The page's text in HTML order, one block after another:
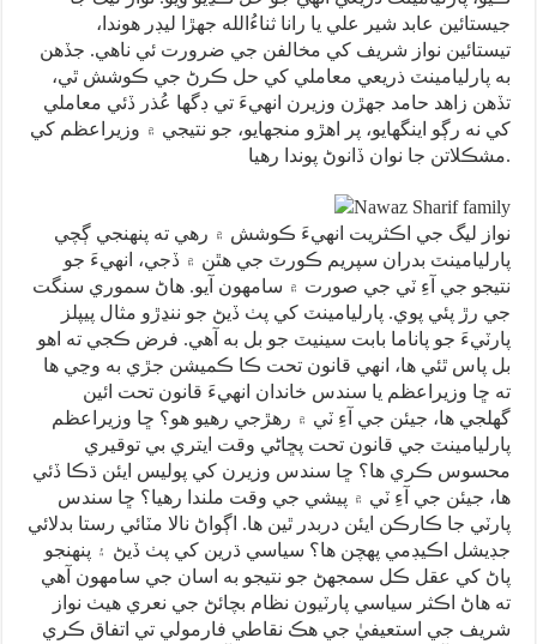
جيستائين عابد شير علي يا رانا ثناءُالله جهڙا ليڊر هوندا،
تيستائين نواز شريف کي مخالفن جي ضرورت ئي ناهي. جڏهن
به پارليامينٽ ذريعي معاملي کي حل ڪرڻ جي ڪوشش ٿي،
تڏهن زاهد حامد جهڙن وزيرن انهيءَ تي ڊگها عُذر ڏئي معاملي
کي نه رڳو اينگهايو، پر اهڙو منجهايو، جو نتيجي ۾ وزيراعظم کي
مشڪلاتن جا نوان ڏانوڻ پوندا رهيا.
نواز ليگ جي اڪثريت انهيءَ ڪوشش ۾ رهي ته پنهنجي ڳچي
پارليامينٽ بدران سپريم ڪورٽ جي هٿن ۾ ڏجي، انهيءَ جو
نتيجو جي آءِ ٽي جي صورت ۾ سامهون آيو. هاڻ سموري سنگت
جي رڙ پئي پوي. پارليامينٽ کي پٺ ڏيڻ جو ننڍڙو مثال پيپلز
پارٽيءَ جو پاناما بابت سينيٽ جو بل به آهي. فرض ڪجي ته اهو
بل پاس ٿئي ها، انهي قانون تحت ڪا ڪميشن جڙي به وڃي ها
ته ڇا وزيراعظم يا سندس خاندان انهيءَ قانون تحت ائين
گهلجي ها، جيئن جي آءِ ٽي ۾ رهڙجي رهيو هو؟ ڇا وزيراعظم
پارليامينٽ جي قانون تحت پڇاڻي وقت ايتري بي توقيري
محسوس ڪري ها؟ ڇا سندس وزيرن کي پوليس ايئن ڌڪا ڏئي
ها، جيئن جي آءِ ٽي ۾ پيشي جي وقت ملندا رهيا؟ ڇا سندس
پارٽي جا ڪارڪن ايئن دربدر ٿين ها. اڳواڻ نالا مٽائي رستا بدلائي
جڊيشل اڪيڊمي پهچن ها؟ سياسي ڌرين کي پٺ ڏيڻ ۽ پنهنجو
پاڻ کي عقل ڪل سمجهڻ جو نتيجو به اسان جي سامهون آهي
ته هاڻ اڪثر سياسي پارٽيون نظام بچائڻ جي نعري هيٺ نواز
شريف جي استعيفيٰ جي هڪ نقاطي فارمولي تي اتفاق ڪري